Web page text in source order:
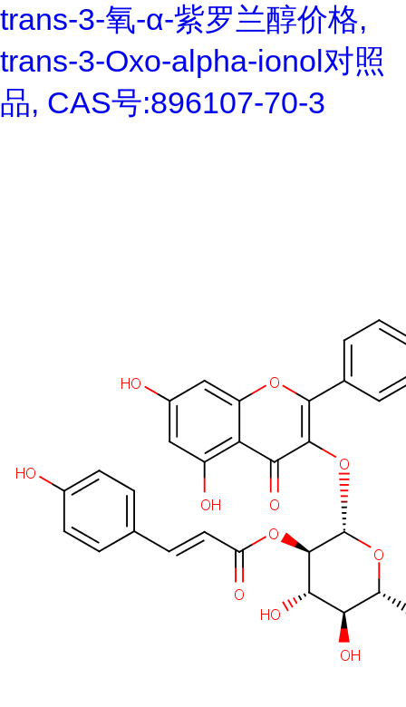
trans-3-氧-α-紫罗兰醇价格,
trans-3-Oxo-alpha-ionol对照
品, CAS号:896107-70-3